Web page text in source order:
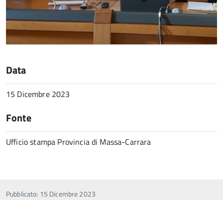
Data
15 Dicembre 2023
Fonte
Ufficio stampa Provincia di Massa-Carrara
Pubblicato: 15 Dicembre 2023